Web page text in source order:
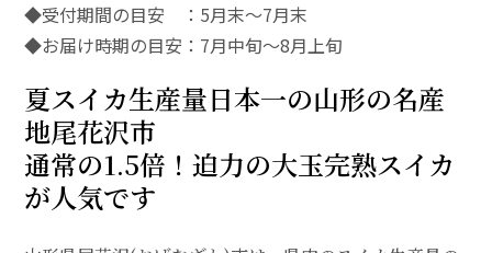
◆受付期間の目安 ：5月末～7月末
◆お届け時期の目安：7月中旬～8月上旬
夏スイカ生産量日本一の山形の名産
地尾花沢市
通常の1.5倍！迫力の大玉完熟スイカ
が人気です